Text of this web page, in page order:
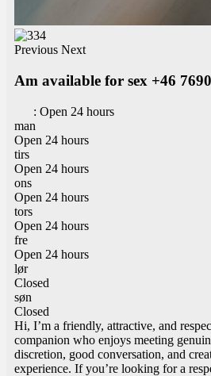
Previous Next
Am available for sex +46
: Open 24 hours
man
Open 24 hours
tirs
Open 24 hours
ons
Open 24 hours
tors
Open 24 hours
fre
Open 24 hours
lør
Closed
søn
Closed
Hi, I’m a friendly, attractive, and
companion who enjoys meeting
discretion, good conversation, and
experience. If you’re looking for a